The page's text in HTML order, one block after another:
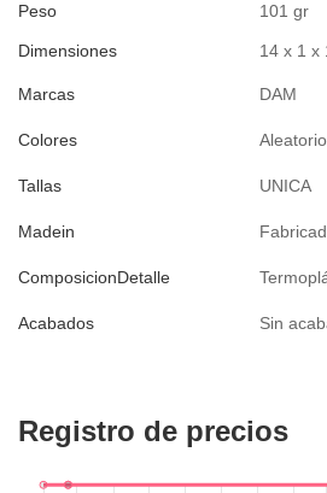
Peso 101 gr
Dimensiones 14 x 1 x
Marcas DAM
Colores Aleatorio
Tallas UNICA
Madein
ComposicionDetalle
Acabados Sin
Registro de precios